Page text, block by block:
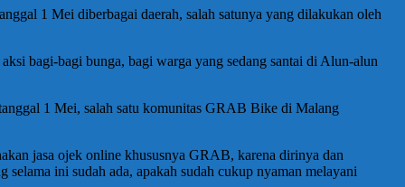
1 Mei diberbagai daerah, salah satunya yang dilakukan oleh
bagi-bagi bunga, bagi warga yang sedang santai di Alun-alun
1 Mei, salah satu komunitas GRAB Bike di Malang
jasa ojek online khususnya GRAB, karena dirinya dan
ini sudah ada, apakah sudah cukup nyaman melayani